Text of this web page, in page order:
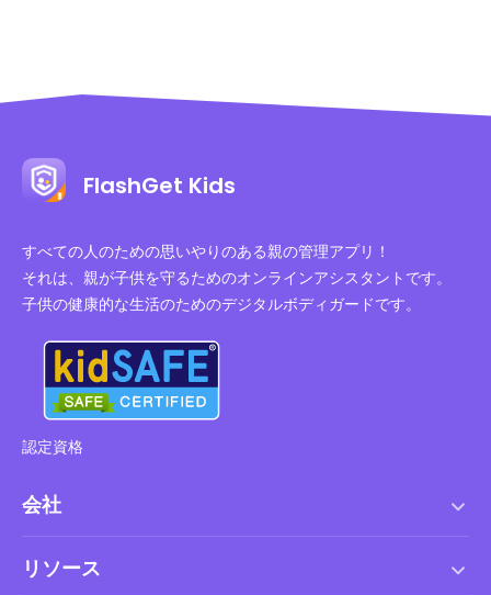
FlashGet Kids
すべての人のための思いやりのある親の管理アプリ！
それは、親が子供を守るためのオンラインアシスタントです。
子供の健康的な生活のためのデジタルボディガードです。
認定資格
会社
リソース